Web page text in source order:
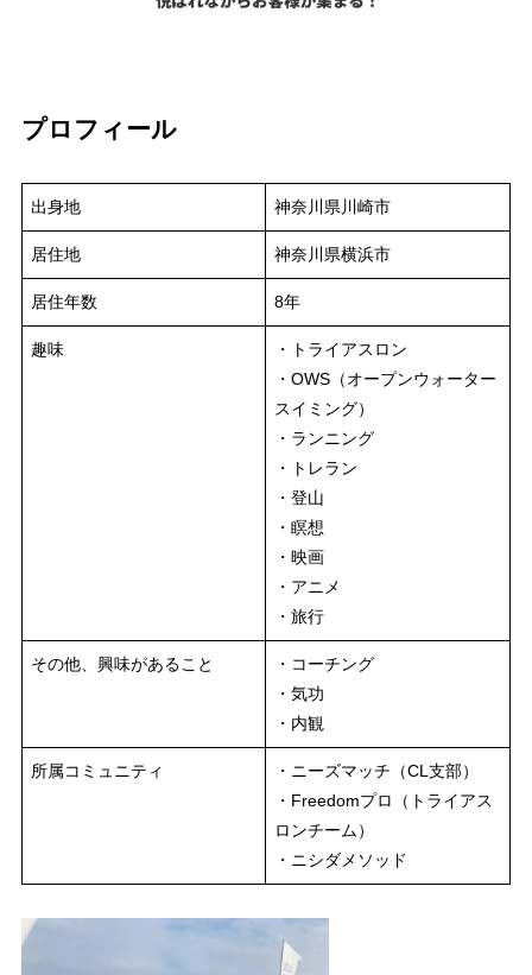
プロフィール
出身地 神奈川県川崎市
居住地 神奈川県横浜市
居住年数 8年
趣味
・トライアスロン
・OWS（オープンウォーター
スイミング）
・ランニング
・トレラン
・登山
・瞑想
・映画
・アニメ
・旅行
その他、興味があること
・コーチング
・気功
・内観
所属コミュニティ
・ニーズマッチ（CL支部）
・Freedomプロ（トライアス
ロンチーム）
・ニシダメソッド